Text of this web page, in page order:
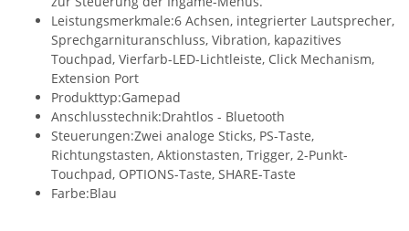
Leistungsmerkmale:6 Achsen, integrierter Lautsprecher,
Sprechgarnituranschluss, Vibration, kapazitives
Touchpad, Vierfarb-LED-Lichtleiste, Click Mechanism,
Extension Port
Produkttyp:Gamepad
Anschlusstechnik:Drahtlos - Bluetooth
Steuerungen:Zwei analoge Sticks, PS-Taste,
Richtungstasten, Aktionstasten, Trigger, 2-Punkt-
Touchpad, OPTIONS-Taste, SHARE-Taste
Farbe:Blau